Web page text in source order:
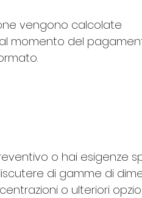
vengono calcolate
momento del
o hai esigenze
di gamme di
o ulteriori